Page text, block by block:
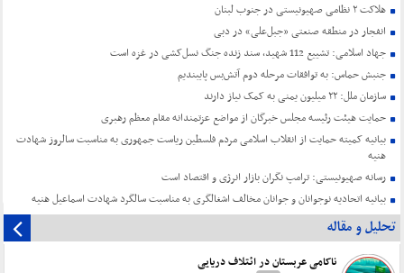
هلاکت ۲ نظامی صهیونیستی در جنوب لبنان
انفجار در منطقه صنعتی «جبل‌علی» در دبی
جهاد اسلامی: تشییع 112 شهید، سند زنده جنگ نسل‌کشی در غزه است
جنبش حماس: به توافقات مرحله دوم آتش‌بس پایبندیم
سازمان ملل: ۲۲ میلیون یمنی به کمک نیاز دارند
حمایت هیئت رئیسه مجلس خبرگان از مواضع عزتمندانه مقام معظم رهبری
بیانیه کمیته حمایت از انقلاب اسلامی مردم فلسطین ریاست جمهوری به مناسبت سالروز شهادت
هنیه
رسانه صهیونیستی: ترامپ نگران بازار انرژی و اقتصاد است
بیانیه اتحادیه نوجوانان و جوانان مخالف اشغالگری به مناسبت سالگرد شهادت اسماعیل هنیه
تحلیل و مقاله
ناکامی عربستان در ائتلاف دریایی